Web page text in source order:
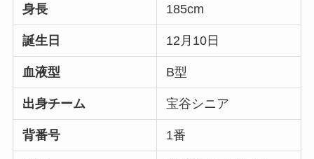
身長 185cm
誕生日 12月10日
血液型 B型
出身チーム 宝谷シニア
背番号 1番